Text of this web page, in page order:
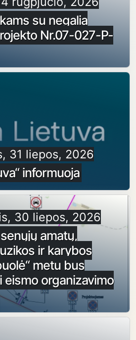
su negalia
Nr.07-027-P-
31 liepos, 2026
informuoja
30 liepos, 2026
amatų,
ir karybos
metu bus
eismo organizavimo